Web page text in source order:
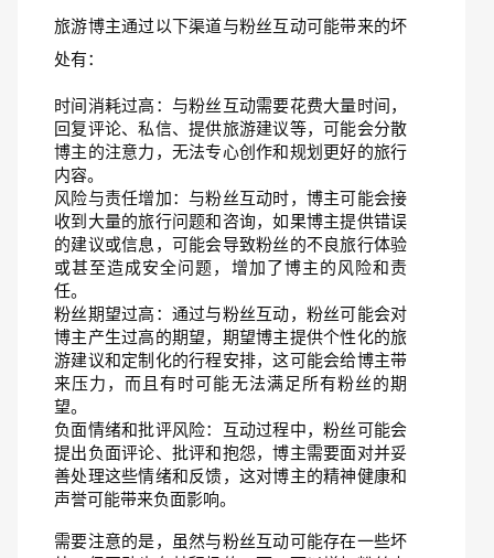
旅游博主通过以下渠道与粉丝互动可能带来的坏
处有：
时间消耗过高：与粉丝互动需要花费大量时间，
回复评论、私信、提供旅游建议等，可能会分散
博主的注意力，无法专心创作和规划更好的旅行
内容。
风险与责任增加：与粉丝互动时，博主可能会接
收到大量的旅行问题和咨询，如果博主提供错误
的建议或信息，可能会导致粉丝的不良旅行体验
或甚至造成安全问题，增加了博主的风险和责
任。
粉丝期望过高：通过与粉丝互动，粉丝可能会对
博主产生过高的期望，期望博主提供个性化的旅
游建议和定制化的行程安排，这可能会给博主带
来压力，而且有时可能无法满足所有粉丝的期
望。
负面情绪和批评风险：互动过程中，粉丝可能会
提出负面评论、批评和抱怨，博主需要面对并妥
善处理这些情绪和反馈，这对博主的精神健康和
声誉可能带来负面影响。
需要注意的是，虽然与粉丝互动可能存在一些坏